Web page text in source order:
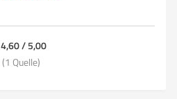
4,60 / 5,00
(1 Quelle)